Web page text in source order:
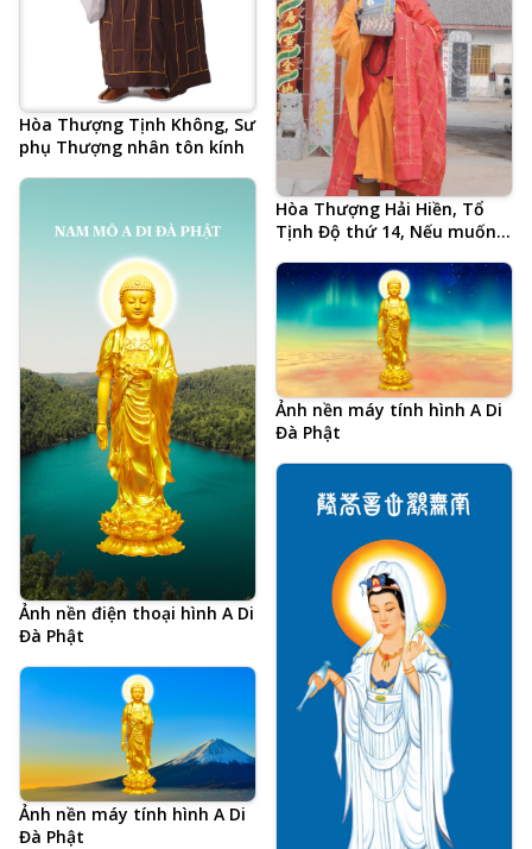
Hòa Thượng Tịnh Không, Sư
phụ Thượng nhân tôn kính
Hòa Thượng Hải Hiền, Tổ
Tịnh Độ thứ 14, Nếu muốn
Tăng khen Tăng, ảnh chụp
biểu pháp cuối cùng 3 ngày
trước khi tự tại vãng sinh
Ảnh nền điện thoại hình A Di
Đà Phật
Ảnh nền máy tính hình A Di
Đà Phật
Ảnh nền máy tính hình A Di
Đà Phật